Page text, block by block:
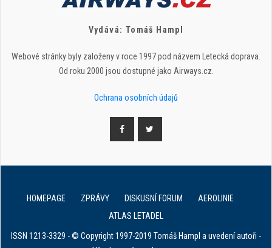
Vydává: Tomáš Hampl
Webové stránky byly založeny v roce 1997 pod názvem Letecká doprava.
Od roku 2000 jsou dostupné jako Airways.cz.
Ochrana osobních údajů
HOMEPAGE ZPRÁVY DISKUSNÍ FORUM
AEROLINIE
ATLAS LETADEL
ISSN 1213-3329 - © Copyright 1997-2019 Tomáš Hampl a uvedení autoři -